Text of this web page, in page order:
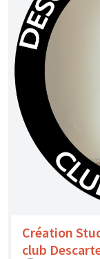
Création
club